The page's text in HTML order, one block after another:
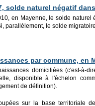
solde naturel négatif
en Mayenne, le solde
parallèlement, le solde
par commune, en
domiciliées (c'est-à-
disponible à l'échelon
de définition).
sur la base territoriale